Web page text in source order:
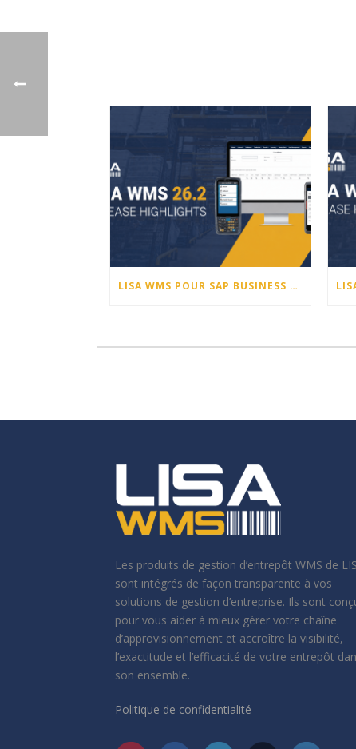
LISA WMS POUR SAP BUSINESS ONE – NOUVEAUTÉS DE LA VERSION 26.2
Les produits de gestion d’entrepôt WMS de
sont intégrés de façon transparente à vos
solutions de gestion d’entreprise. Ils sont
pour vous aider à mieux gérer votre chaîne
d’approvisionnement et accroître la visibilité,
l’exactitude et l’efficacité de votre entrepôt
son ensemble.
Politique de confidentialité